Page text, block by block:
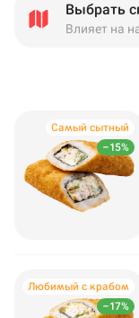
Выбрать
Влияет на
–15%
Самый сытный
–17%
Любимый с крабом